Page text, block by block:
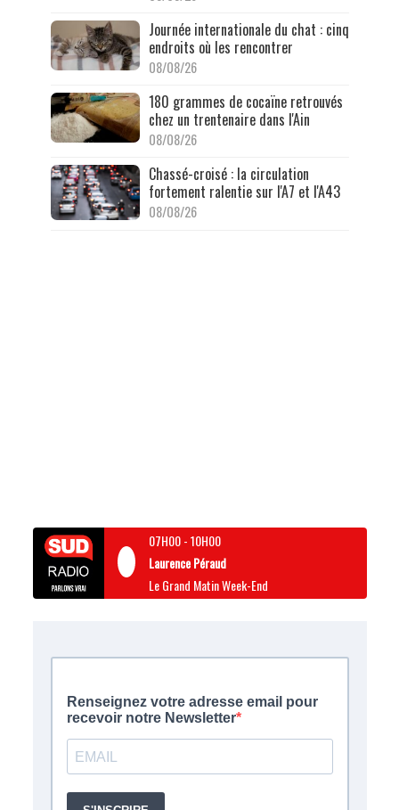
Journée internationale du chat : cinq
endroits où les rencontrer
08/08/26
180 grammes de cocaïne retrouvés
chez un trentenaire dans l'Ain
08/08/26
Chassé-croisé : la circulation
fortement ralentie sur l'A7 et l'A43
08/08/26
07H00-10H00
Laurence Péraud
Le Grand Matin Week-End